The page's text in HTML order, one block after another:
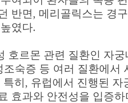
반면, 메리골릭스는 경
였다.
호르몬 관련 질환인 자
조숙증 등 여러 질환에서
히, 유럽에서 진행된 자
효과와 안전성을 입증